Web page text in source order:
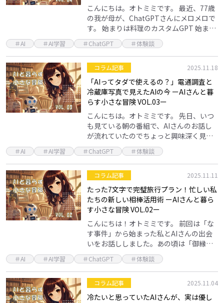
こんにちは。オトミミです。 最近、77歳
の我が母が、ChatGPTさんにメロメロで
す。 始まりは料理のカスタムGPT 始まり
は、私自身が仕事の関係でChatGPTを有
料で使うようになり、カスタムGPT…
＃AI ＃AI学習 ＃ChatGPT ＃体験談
コラム記事 2025.11.18
「AIってタダで使えるの？」電通調査と
冷蔵庫写真で見えたAIの今 ーAIさんと暮
らす小さな冒険 VOL.03ー
こんにちは。オトミミです。 先日、いつ
も見ている朝の番組で、AIさんのお話し
が流れていたのでちょっと興味深く見て
しまいました。 電通さんの調査で見えた
日本のAI事情 内容としては、今年、2025
年6月…
＃AI ＃AI学習 ＃ChatGPT ＃体験談
コラム記事 2025.11.11
たった7文字で完璧旅行プラン！忙しい私
たちの新しい相棒活用術 ーAIさんと暮ら
す小さな冒険 VOL.02ー
こんにちは！オトミミです。 前回は「な
す事件」から始まった私とAIさんの出会
いをお話ししました。あの頃は「御縁な
し！」なんて思っていたAIさんですが、
今では本当に頼れる相棒になっています
♪ 今回は、そ…
＃AI ＃AI学習 ＃ChatGPT ＃体験談
コラム記事 2025.11.04
冷たいと思っていたAIさんが、実は優し